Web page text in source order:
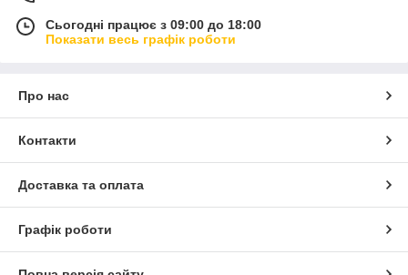
Сьогодні працює з 09:00 до 18:00
Показати весь графік роботи
Про нас
Контакти
Доставка та оплата
Графік роботи